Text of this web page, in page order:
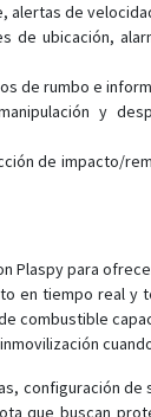
de
de ubicación,
de rumbo e
y
de impacto/
Plaspy para
en tiempo real
combustible
configuración
que buscan